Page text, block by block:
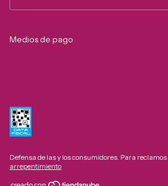
Medios de pago
Defensa de las y los consumidores. Para reclamos
arrepentimiento